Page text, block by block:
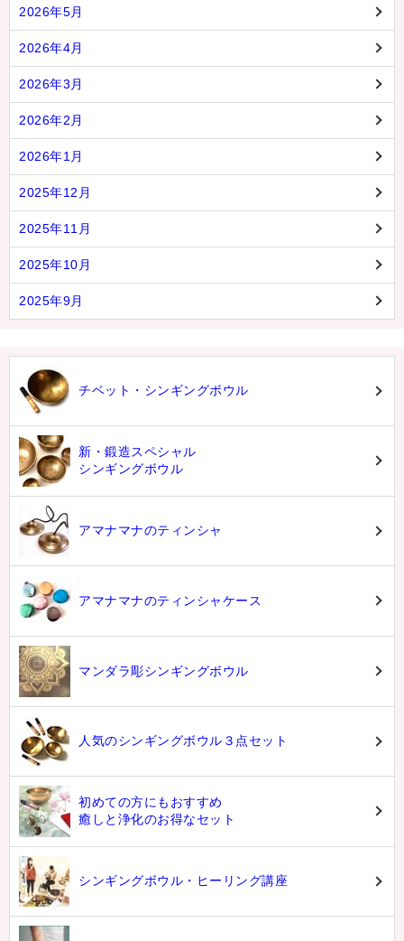
2026年5月
2026年4月
2026年3月
2026年2月
2026年1月
2025年12月
2025年11月
2025年10月
2025年9月
チベット・シンギングボウル
新・鍛造スペシャル
シンギングボウル
アマナマナのティンシャ
アマナマナのティンシャケース
マンダラ彫シンギングボウル
人気のシンギングボウル３点セット
初めての方にもおすすめ
癒しと浄化のお得なセット
シンギングボウル・ヒーリング講座